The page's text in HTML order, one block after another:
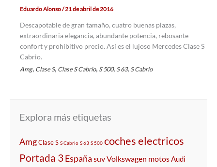
Eduardo Alonso/21 de abril de 2016
Descapotable de gran tamaño, cuatro buenas plazas,
extraordinaria elegancia, abundante potencia, rebosante
confort y prohibitivo precio. Así es el lujoso Mercedes Clase S
Cabrio.
Amg, Clase S, Clase S Cabrio, S 500, S 63, S Cabrio
Explora más etiquetas
AmgClase S S Cabrio S 63 S 500 coches electricos
Portada 3España suvVolkswagen motosAudi